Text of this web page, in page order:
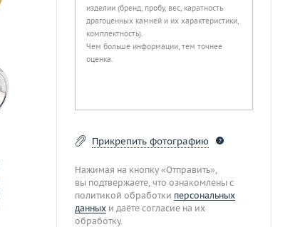
Прикрепить фотографию
Нажимая на кнопку «Отправить»,
вы подтвержаете, что ознакомлены с
политикой обработки персональных
данных и даёте согласие на их
обработку.